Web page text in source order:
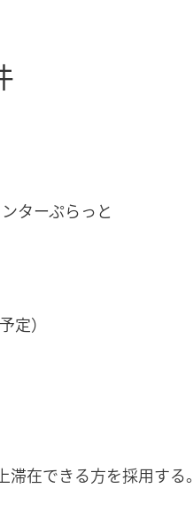
ターぷらっと
定）
在できる方を採用する。